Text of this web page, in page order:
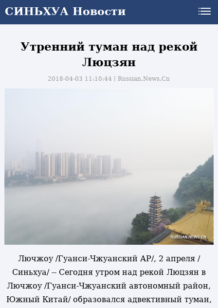
СИНЬХУА Новости
Утренний туман над рекой
Люцзян
2018-04-03 11:10:44丨Russian.News.Cn
Лючжоу /Гуанси-Чжуанский АР/, 2 апреля /
Синьхуа/ -- Сегодня утром над рекой Люцзян в
Лючжоу /Гуанси-Чжуанский автономный район,
Южный Китай/ образовался адвективный туман,